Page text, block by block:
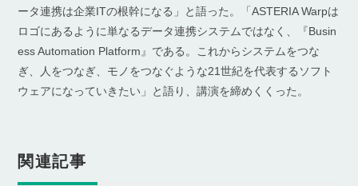
ータ連携は企業ITの根幹になる」と語った。「ASTERIA Warpは
ロゴにあるように単なるデータ連携システムではなく、『Busin
ess Automation Platform』である。これからシステムをつな
ぎ、人をつなぎ、モノをつなぐような21世紀を代表するソフト
ウェアになっていきたい」と語り、講演を締めくくった。
関連記事